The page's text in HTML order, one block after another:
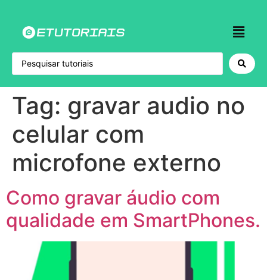
Tag: gravar audio no
celular com
microfone externo
Como gravar áudio com
qualidade em SmartPhones.